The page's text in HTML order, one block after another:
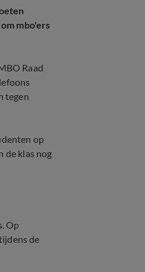
mbo'ers
Raad
tegen
op
de klas nog
Op
de